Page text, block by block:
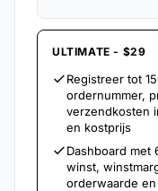
ULTIMATE - $29
Registreer tot
ordernummer,
verzendkosten
en kostprijs
Dashboard met
winst,
orderwaarde